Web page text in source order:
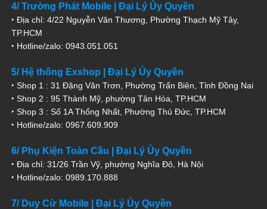
4/ Trường Phát Mobile | Đại Lý Ủy Quyền
‣ Địa chỉ: 4/22 Nguyễn Văn Thương, Phường Thạch Mỹ Tây,
TP.HCM
‣ Hotline/zalo: 0943.051.051
5/ Hệ thống Exshop | Đại Lý Ủy Quyền
‣ Shop 1 : 31 Đặng Văn Trơn, Phường Trấn Biên, Tỉnh Đồng Nai
‣ Shop 2 : 95 Thành Mỹ, phường Tân Hòa, TP.HCM
‣ Shop 3 : Số 1A Thống Nhất, Phường Thủ Đức, TP.HCM
‣ Hotline/zalo: 0967.609.909
6/ Phụ Kiện Toàn Cầu | Đại Lý Ủy Quyền
‣ Địa chỉ: 31/26 Trần Vỹ, phường Nghĩa Đô, Hà Nội
‣ Hotline/zalo: 0989.170.888
7/ Duy Cừ Mobile | Đại Lý Ủy Quyền